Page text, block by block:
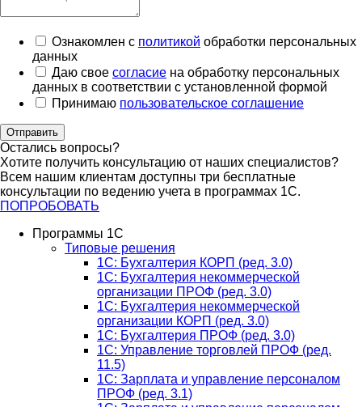
Ознакомлен с политикой обработки персональных
данных
Даю свое согласие на обработку персональных
данных в соответствии с установленной формой
Принимаю пользовательское соглашение
Отправить
Остались вопросы?
Хотите получить консультацию от наших специалистов?
Всем нашим клиентам доступны три бесплатные
консультации по ведению учета в программах 1С.
ПОПРОБОВАТЬ
Программы 1С
Типовые решения
1C: Бухгалтерия КОРП (ред. 3.0)
1С: Бухгалтерия некоммерческой
организации ПРОФ (ред. 3.0)
1С: Бухгалтерия некоммерческой
организации КОРП (ред. 3.0)
1C: Бухгалтерия ПРОФ (ред. 3.0)
1C: Управление торговлей ПРОФ (ред.
11.5)
1C: Зарплата и управление персоналом
ПРОФ (ред. 3.1)